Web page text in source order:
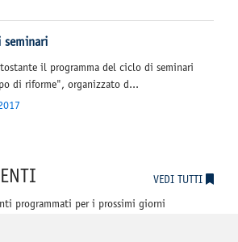
seminari
il programma del ciclo di seminari
di riforme", organizzato d...
VEDI TUTTI
programmati per i prossimi giorni